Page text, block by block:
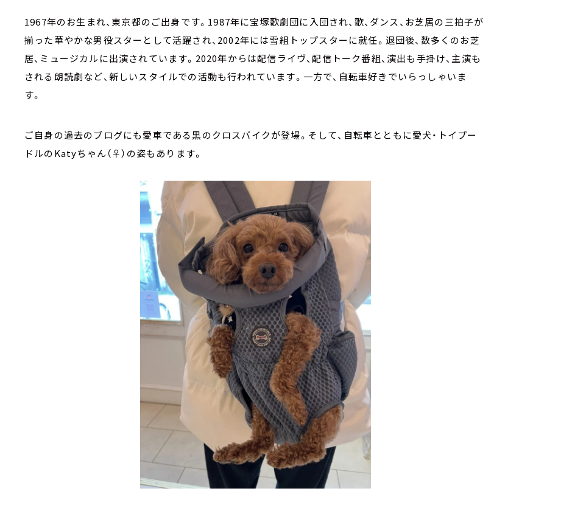
1967年のお生まれ、東京都のご出身です。1987年に宝塚歌劇団に入団され、歌、ダンス、お芝居の三拍子が
揃った華やかな男役スターとして活躍され、2002年には雪組トップスターに就任。退団後、数多くのお芝
居、ミュージカルに出演されています。2020年からは配信ライヴ、配信トーク番組、演出も手掛け、主演も
される朗読劇など、新しいスタイルでの活動も行われています。一方で、自転車好きでいらっしゃいま
す。
ご自身の過去のブログにも愛車である黒のクロスバイクが登場。そして、自転車とともに愛犬・トイプー
ドルのKatyちゃん（♀）の姿もあります。